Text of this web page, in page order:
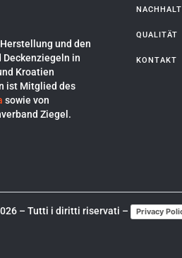
und den
in
Kroatien
ist Mitglied des
sowie von
Ziegel.
QUALITÄT
KONTAKT
– Tutti i diritti riservati – Privacy